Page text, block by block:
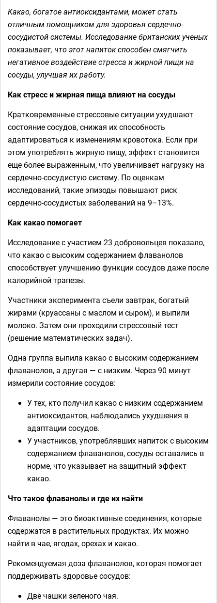
Какао, богатое антиоксидантами, может стать
отличным помощником для здоровья сердечно-
сосудистой системы. Исследование британских ученых
показывает, что этот напиток способен смягчить
негативное воздействие стресса и жирной пищи на
сосуды, улучшая их работу.
Как стресс и жирная пища влияют на сосуды
Кратковременные стрессовые ситуации ухудшают
состояние сосудов, снижая их способность
адаптироваться к изменениям кровотока. Если при
этом употреблять жирную пищу, эффект становится
еще более выраженным, что увеличивает нагрузку на
сердечно-сосудистую систему. По оценкам
исследований, такие эпизоды повышают риск
сердечно-сосудистых заболеваний на 9–13%.
Как какао помогает
Исследование с участием 23 добровольцев показало,
что какао с высоким содержанием флаванолов
способствует улучшению функции сосудов даже после
калорийной трапезы.
Участники эксперимента съели завтрак, богатый
жирами (круассаны с маслом и сыром), и выпили
молоко. Затем они проходили стрессовый тест
(решение математических задач).
Одна группа выпила какао с высоким содержанием
флаванолов, а другая — с низким. Через 90 минут
измерили состояние сосудов:
У тех, кто получил какао с низким содержанием
антиоксидантов, наблюдались ухудшения в
адаптации сосудов.
У участников, употреблявших напиток с высоким
содержанием флаванолов, сосуды оставались в
норме, что указывает на защитный эффект
какао.
Что такое флаванолы и где их найти
Флаванолы — это биоактивные соединения, которые
содержатся в растительных продуктах. Их можно
найти в чае, ягодах, орехах и какао.
Рекомендуемая доза флаванолов, которая помогает
поддерживать здоровье сосудов:
Две чашки зеленого чая.